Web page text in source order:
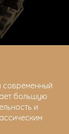
современный
большую
и